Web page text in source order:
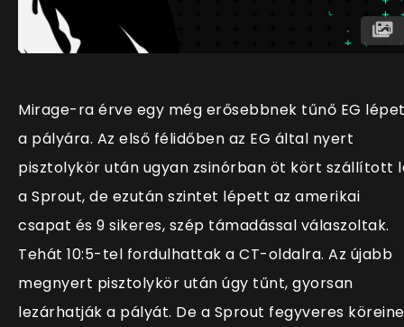
Mirage-ra érve egy még erősebbnek tűnő EG
a pályára. Az első félidőben az EG által nyert
pisztolykör után ugyan zsinórban öt kört szállított
a Sprout, de ezután szintet lépett az amerikai
csapat és 9 sikeres, szép támadással válaszoltak.
Tehát 10:5-tel fordulhattak a CT-oldalra. Az újabb
megnyert pisztolykör után úgy tűnt, gyorsan
lezárhatják a pályát. De a Sprout fegyveres